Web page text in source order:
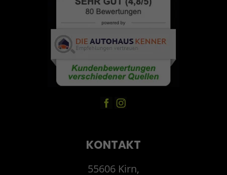
KONTAKT
55606 Kirn,